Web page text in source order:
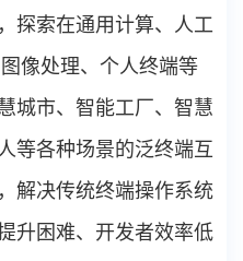
探索在通用计算、人工
像处理、个人终端等
城市、智能工厂、智慧
等各种场景的泛终端互
解决传统终端操作系统
升困难、开发者效率低